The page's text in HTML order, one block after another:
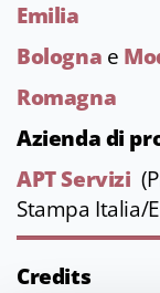
Emilia
Bologna e
Romagna
Azienda di
APT Servizi
Stampa Italia/
Credits